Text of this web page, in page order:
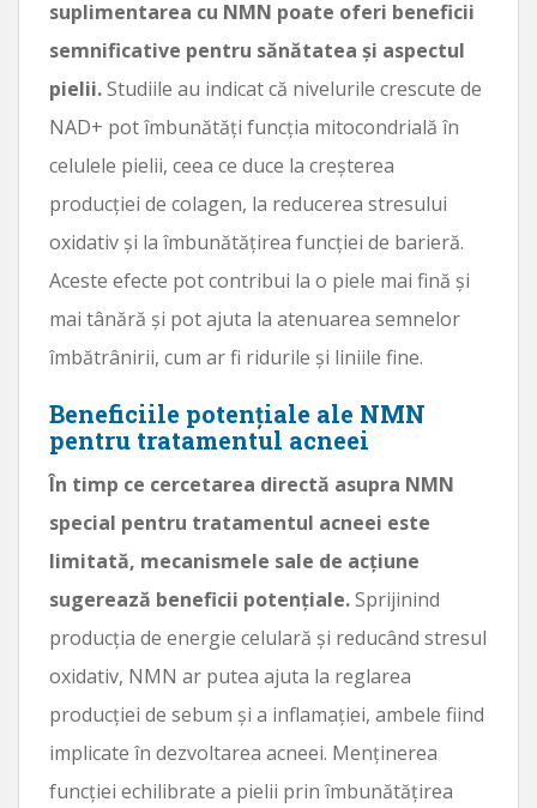
suplimentarea cu NMN poate oferi beneficii
semnificative pentru sănătatea și aspectul
pielii.Studiile au indicat că nivelurile crescute de
NAD+ pot îmbunătăți funcția mitocondrială în
celulele pielii, ceea ce duce la creșterea
producției de colagen, la reducerea stresului
oxidativ și la îmbunătățirea funcției de barieră.
Aceste efecte pot contribui la o piele mai fină și
mai tânără și pot ajuta la atenuarea semnelor
îmbătrânirii, cum ar fi ridurile și liniile fine.
Beneficiile potențiale ale NMN
pentru tratamentul acneei
În timp ce cercetarea directă asupra NMN
special pentru tratamentul acneei este
limitată, mecanismele sale de acțiune
sugerează beneficii potențiale.Sprijinind
producția de energie celulară și reducând stresul
oxidativ, NMN ar putea ajuta la reglarea
producției de sebum și a inflamației, ambele fiind
implicate în dezvoltarea acneei. Menținerea
funcției echilibrate a pielii prin îmbunătățirea